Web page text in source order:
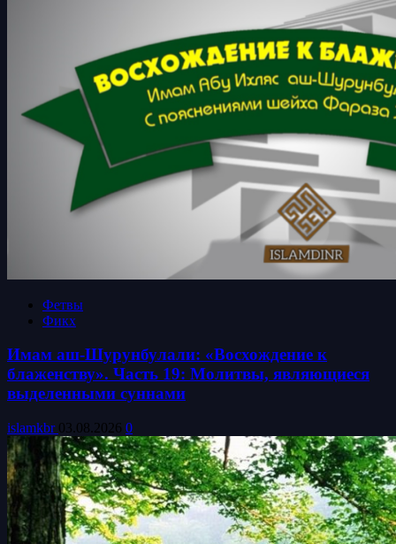
Фетвы
Фикх
Имам аш-Шурунбулали: «Восхождение к
блаженству». Часть 19: Молитвы, являющиеся
выделенными суннами
islamkbr 03.08.2026 0